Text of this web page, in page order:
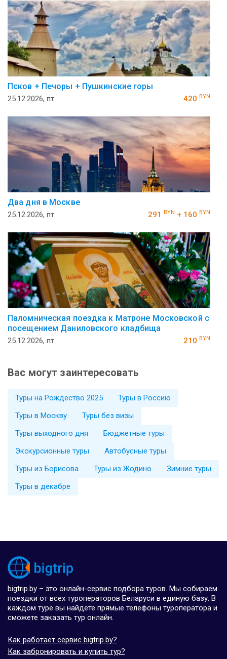
Псков + Печоры + Пушкинские горы
25.12.2026, пт 420 BYN
Два дня в Москве
25.12.2026, пт 291 BYN + 160 BYN
Паломническая поездка к Матроне Московской с
посещением Даниловского кладбища
25.12.2026, пт 210 BYN
Вас могут заинтересовать
Туры на Рождество 2025
Туры в Россию
Туры в Москву
Туры без визы
Туры выходного дня
Бюджетные туры
Экскурсионные туры
Автобусные туры
Туры из Борисова
Туры из Жодино
Зимние туры
Туры в декабре
bigtrip.by – это онлайн-сервис подбора туров. Мы собираем
поездки от всех туроператоров Беларуси в единую базу. В
каждом туре вы найдете прямые телефоны туроператора и
сможете заказать тур онлайн.
Как работает сервис bigtrip.by?
Как забронировать и купить тур?